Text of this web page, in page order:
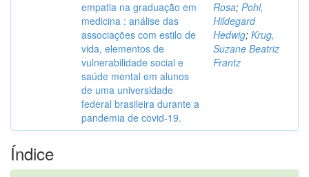
empatia na graduação em
medicina : análise das
associações com estilo de
vida, elementos de
vulnerabilidade social e
saúde mental em alunos
de uma universidade
federal brasileira durante a
pandemia de covid-19.
Rosa; Pohl,
Hildegard
Hedwig; Krug,
Suzane Beatriz
Frantz
Índice